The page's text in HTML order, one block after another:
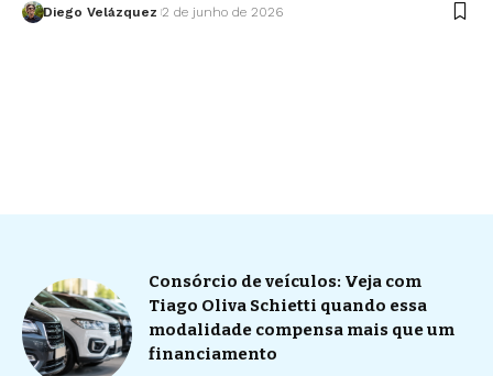
Diego Velázquez 2 de junho de 2026
Consórcio de veículos: Veja com
Tiago Oliva Schietti quando essa
modalidade compensa mais que um
financiamento